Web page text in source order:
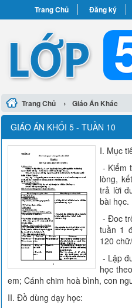
Trang Chủ Đăng ký
Trang Chủ › Giáo Án Khác
GIÁO ÁN KHỐI 5 - TUẦN 10
I. Mục
- Kiểm
lòng,
trả lời
bài học.
- Đoc
tuần 1
120
- Lập
học
em; Cánh chim hoà bình, con
II. Đồ dùng dạy học: